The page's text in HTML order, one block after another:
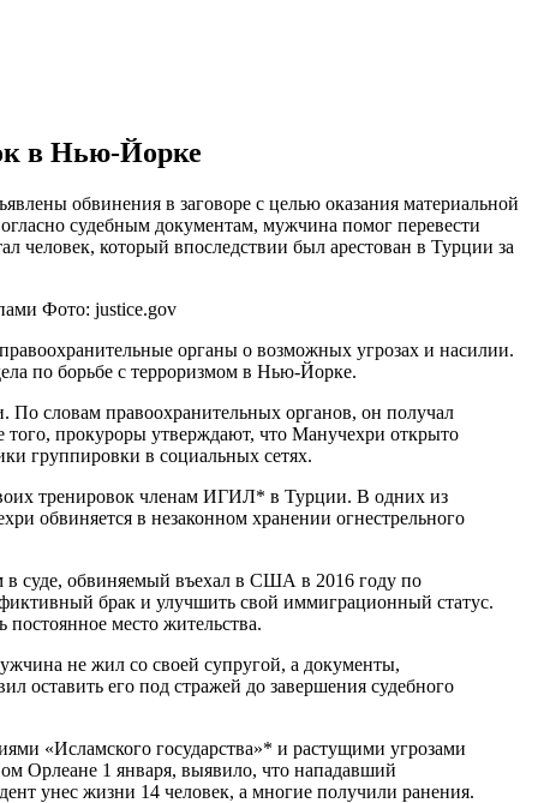
в Нью-Йорке
обвинения в заговоре с целью оказания материальной
судебным документам, мужчина помог перевести
человек, который впоследствии был арестован в Турции за
Фото: justice.gov
органы о возможных угрозах и насилии.
по борьбе с терроризмом в Нью-Йорке.
словам правоохранительных органов, он получал
прокуроры утверждают, что Манучехри открыто
группировки в социальных сетях.
тренировок членам ИГИЛ* в Турции. В одних из
обвиняется в незаконном хранении огнестрельного
суде, обвиняемый въехал в США в 2016 году по
фиктивный брак и улучшить свой иммиграционный статус.
место жительства.
не жил со своей супругой, а документы,
оставить его под стражей до завершения судебного
«Исламского государства»* и растущими угрозами
Орлеане 1 января, выявило, что нападавший
унес жизни 14 человек, а многие получили ранения.